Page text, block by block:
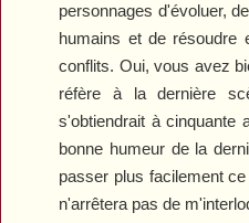
personnages d'évoluer,
humains et de résoudre
conflits. Oui, vous avez
réfère à la dernière
s'obtiendrait à cinquante
bonne humeur de la
passer plus facilement
n'arrêtera pas de